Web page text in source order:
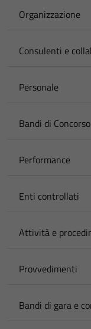
Organizzazione
Consulenti e
Personale
Bandi di Concorso
Performance
Enti controllati
Attività e
Provvedimenti
Bandi di gara e